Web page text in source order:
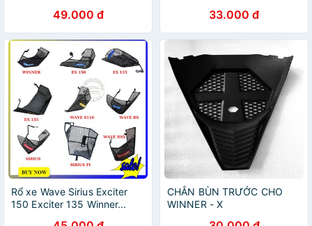
49.000 đ 33.000 đ
Rổ xe Wave Sirius Exciter
150 Exciter 135 Winner...
CHẮN BÙN TRƯỚC CHO
WINNER - X